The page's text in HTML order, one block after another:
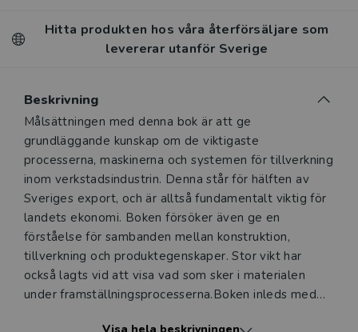
Hitta produkten hos våra återförsäljare som
levererar utanför Sverige
Beskrivning
Beskrivning
Målsättningen med denna bok är att ge
grundläggande kunskap om de viktigaste
processerna, maskinerna och systemen för tillverkning
inom verkstadsindustrin. Denna står för hälften av
Sveriges export, och är alltså fundamentalt viktig för
landets ekonomi. Boken försöker även ge en
förståelse för sambanden mellan konstruktion,
tillverkning och produktegenskaper. Stor vikt har
också lagts vid att visa vad som sker i materialen
under framställningsprocesserna.Boken inleds med